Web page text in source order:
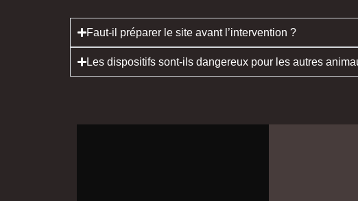
Faut-il préparer le site avant l’intervention ?
Les dispositifs sont-ils dangereux pour les autres